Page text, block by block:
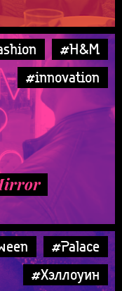
#H&M
#innovation
#Palace
#Хэллоуин